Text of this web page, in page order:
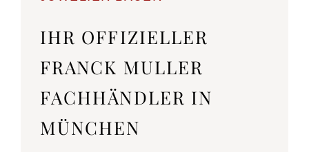
IHR OFFIZIELLER
FRANCK MULLER
FACHHÄNDLER IN
MÜNCHEN